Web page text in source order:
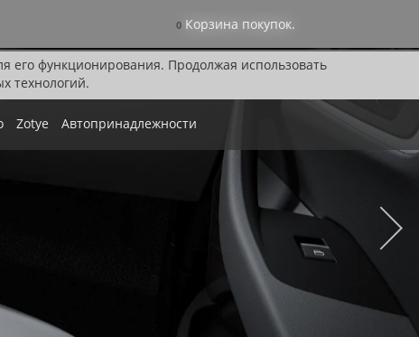
его функционирования. Продолжая использовать
технологий.
0 Корзина покупок.
Zotye Автопринадлежности